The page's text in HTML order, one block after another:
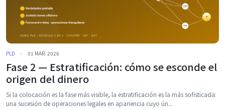
PLD · 01 MAR. 2026
Fase 2 — Estratificación: cómo se esconde el
origen del dinero
Si la colocación es la fase más visible, la estratificación es la más sofisticada:
una sucesión de operaciones legales en apariencia cuyo ún...